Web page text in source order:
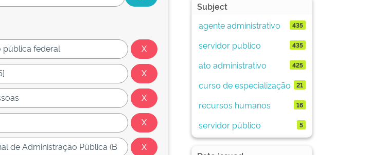
Subject
agente administrativo
435
servidor publico 435
ato administrativo 425
curso de especialização 21
recursos humanos 16
servidor público 5